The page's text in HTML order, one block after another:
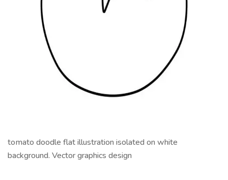
tomato doodle flat illustration isolated on white
background. Vector graphics design